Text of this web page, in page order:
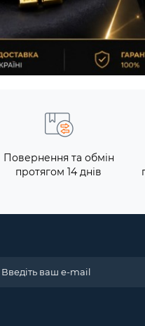
Повернення та обмін
протягом 14 днів